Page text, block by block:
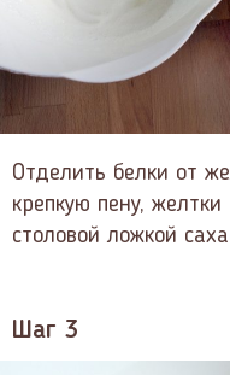
Отделить белки от
крепкую пену,
столовой ложкой
Шаг 3